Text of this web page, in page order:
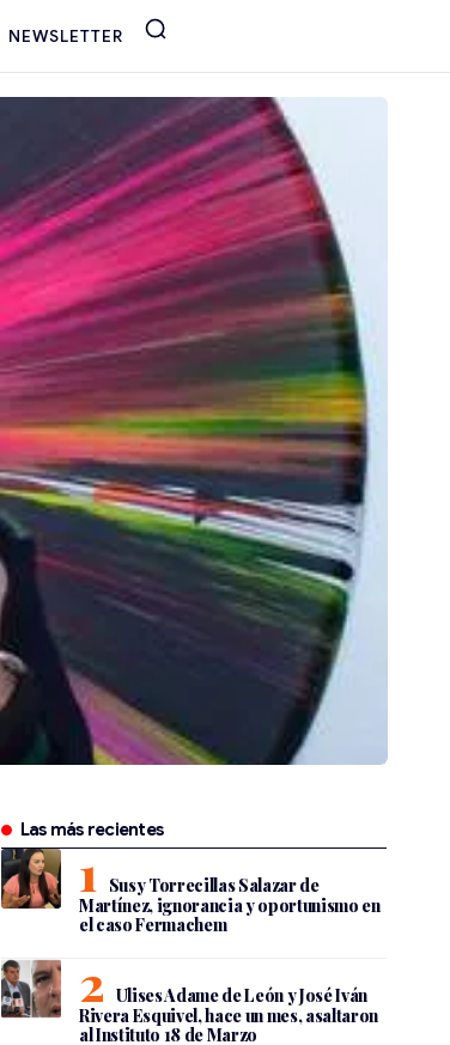
NEWSLETTER
Las más recientes
Susy Torrecillas Salazar de
Martínez, ignorancia y oportunismo en
el caso Fermachem
Ulises Adame de León y José Iván
Rivera Esquivel, hace un mes, asaltaron
al Instituto 18 de Marzo